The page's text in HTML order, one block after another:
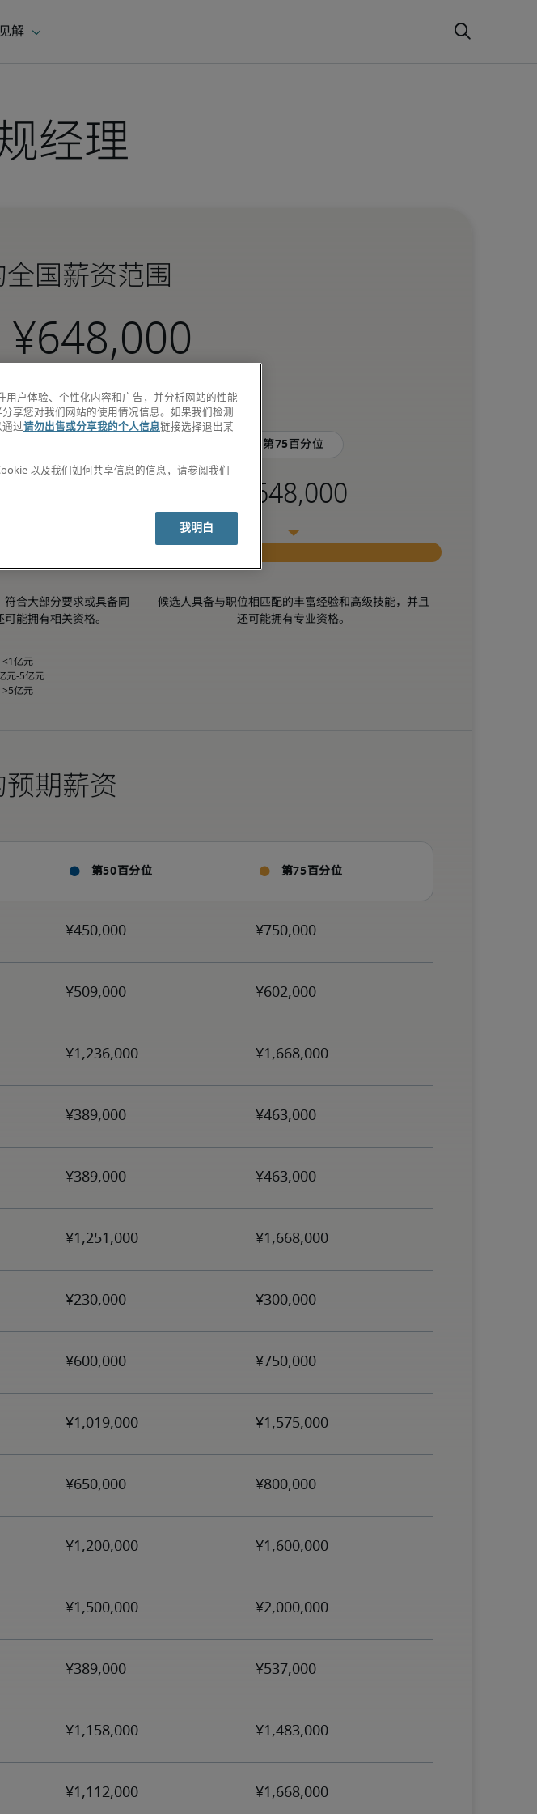
经理
国薪资范围
合大部分要求或具备同
能拥有相关资格。
第75百分位
候选人具备与职位相匹配的丰富经验和高级技能，并且
还可能拥有专业资格。
<1亿元
元-5亿元
>5亿元
期薪资
户体验、个性化内容和广告，并分析网站的性能
享您对我们网站的使用情况信息。如果我们检测
过请勿出售或分享我的个人信息链接选择退出某
以及我们如何共享信息的信息，请参阅我们
我明白